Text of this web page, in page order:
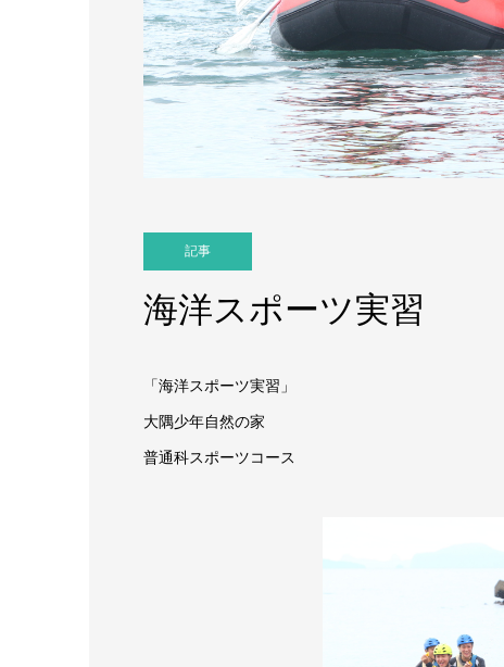
記事
海洋スポーツ実習
「海洋スポーツ実習」
大隅少年自然の家
普通科スポーツコース